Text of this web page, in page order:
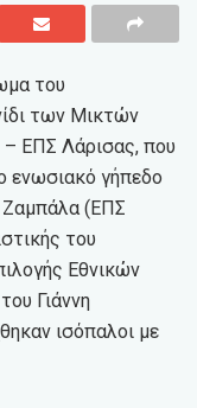
του
των Μικτών
ΕΠΣ Λάρισας, που
ενωσιακό γήπεδο
Ζαμπάλα (ΕΠΣ
του
Εθνικών
Γιάννη
ισόπαλοι με